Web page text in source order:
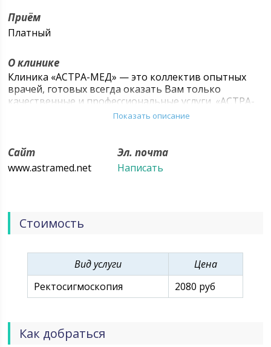
Приём
Платный
О клинике
Клиника «АСТРА-МЕД» — это коллектив опытных
врачей, готовых всегда оказать Вам только
качественные и профессиональные услуги. «АСТРА-
МЕД» работает с 2002 года, входит в десятку лучших
страже Вашего здоровья. Поэтому в нашей команде
работают только высококвалифицированные
специалисты, постоянно повышающие свой
отношению к каждому пациенту. Мы несем личную
ответственность за качество оказываемых нами
услуг.
Показать описание
Сайт
www.astramed.net
Эл. почта
Написать
Стоимость
Вид услуги
Цена
Ректосигмоскопия
2080 руб
Как добраться